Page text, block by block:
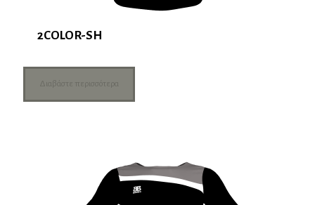
2COLOR-SH
Διαβάστε περισσότερα